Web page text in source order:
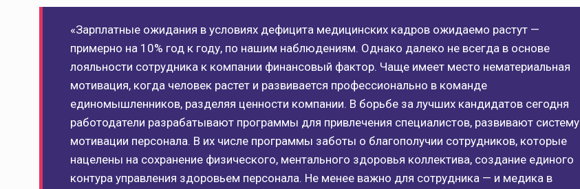
«Зарплатные ожидания в условиях дефицита медицинских кадров ожидаемо растут —
примерно на 10% год к году, по нашим наблюдениям. Однако далеко не всегда в основе
лояльности сотрудника к компании финансовый фактор. Чаще имеет место нематериальная
мотивация, когда человек растет и развивается профессионально в команде
единомышленников, разделяя ценности компании. В борьбе за лучших кандидатов сегодня
работодатели разрабатывают программы для привлечения специалистов, развивают систему
мотивации персонала. В их числе программы заботы о благополучии сотрудников, которые
нацелены на сохранение физического, ментального здоровья коллектива, создание единого
контура управления здоровьем персонала. Не менее важно для сотрудника — и медика в